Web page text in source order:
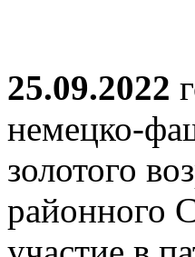
25.09.2022
немецко-
золотого
районного